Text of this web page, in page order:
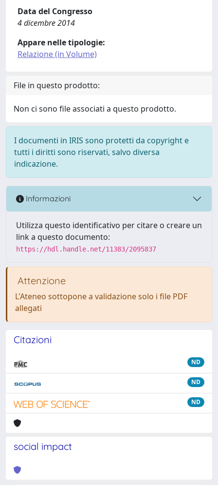
Data del Congresso
4 dicembre 2014
Appare nelle tipologie:
Relazione (in Volume)
File in questo prodotto:
Non ci sono file associati a questo prodotto.
I documenti in IRIS sono protetti da copyright e
tutti i diritti sono riservati, salvo diversa
indicazione.
Informazioni
Utilizza questo identificativo per citare o creare un
link a questo documento:
https://hdl.handle.net/11383/2095837
Attenzione
L'Ateneo sottopone a validazione solo i file PDF
allegati
Citazioni
ND
ND
ND
social impact